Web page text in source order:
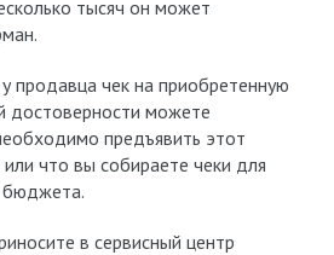
тысяч он может
продавца чек на приобретенную
достоверности можете
предъявить этот
что вы собираете чеки для
бюджета.
в сервисный центр